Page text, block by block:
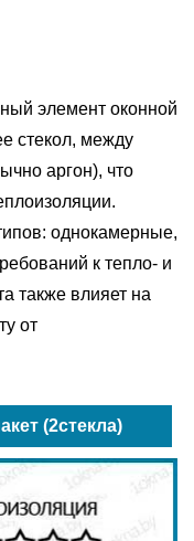
элемент оконной
стекол, между
аргон), что
однокамерные,
к тепло- и
также влияет на
от
(2стекла)